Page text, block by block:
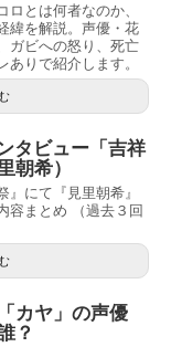
ロとは何者なのか、
緯を解説。声優・花
ガビへの怒り、死亡
りで紹介します。
タビュー「吉祥
朝希）
』にて『見里朝希』
容まとめ （過去３回
カヤ」の声優
？